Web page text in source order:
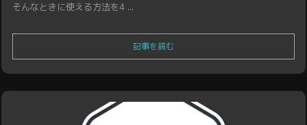
そんなときに使える方法を4 ...
記事を読む